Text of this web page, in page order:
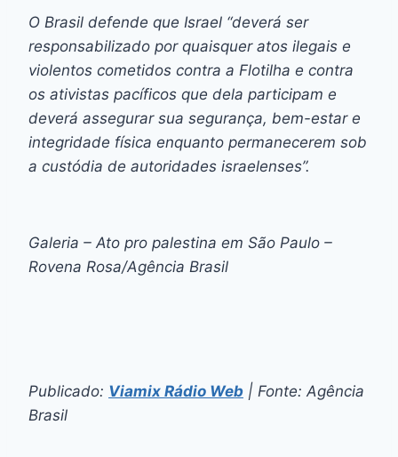
O Brasil defende que Israel “deverá ser
responsabilizado por quaisquer atos ilegais e
violentos cometidos contra a Flotilha e contra
os ativistas pacíficos que dela participam e
deverá assegurar sua segurança, bem-estar e
integridade física enquanto permanecerem sob
a custódia de autoridades israelenses”.
Galeria – Ato pro palestina em São Paulo –
Rovena Rosa/Agência Brasil
Publicado: Viamix Rádio Web | Fonte: Agência
Brasil